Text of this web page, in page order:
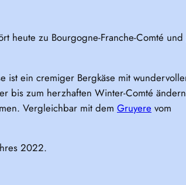
heute zu Bourgogne-Franche-Comté
ist ein cremiger Bergkäse mit
bis zum herzhaften Winter-Comté
Vergleichbar mit dem Gruyere vom
2022.